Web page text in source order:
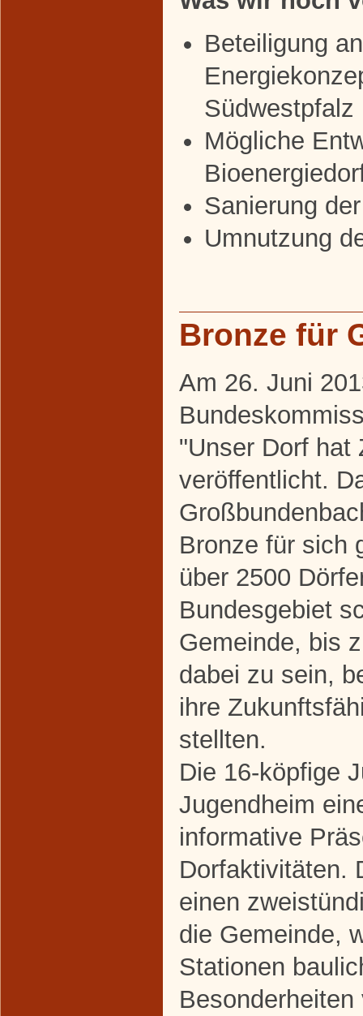
Beteiligung
Südwestpfalz
Mögliche
Sanierung
Umnutzung
Bronze für
Am 26. Juni
"Unser Dorf hat
veröffentlicht.
Bronze für sich
über 2500
Bundesgebiet
Gemeinde, bis
dabei zu sein,
ihre
stellten.
Die 16-köpfige
Jugendheim
informative
Dorfaktivitäten.
einen
die Gemeinde,
Stationen